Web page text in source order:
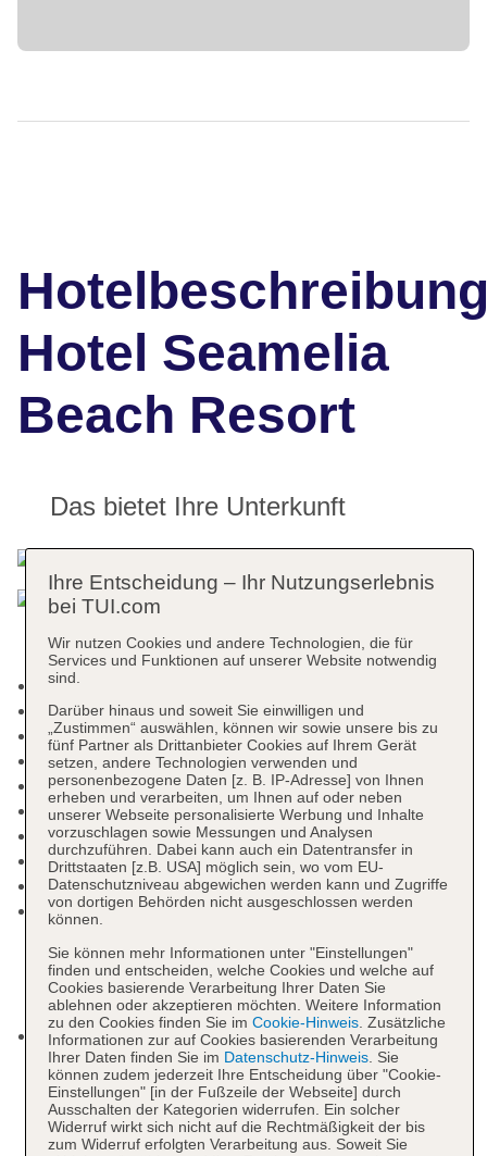
Hotel Seamelia
Beach Resort
Das bietet Ihre Unterkunft
Check-in Zeit ab 14:00 Uhr
Check-out Zeit bis 12:00 Uhr
Hoteleröffnung: 2011
Rezeption
Gästebetreuung
Lift
Gemeinschaftslounge/TV-Bereich
Sonnenterrasse
Pools: 4
Pool „Pool“: ab 15 Jahre, April - November, ohne
Süßwasser, Liegestühle: ohne Gebühr, bei All
Inclusive inklusive, Sonnenschirme: ohne Gebühr,
bei All Inclusive inklusive
Pool „Hallenbad“: ab 15 Jahre, November - März,
ohne Gebühr, bei All Inclusive inklusive, Indoor,
Süßwasser, beheizbar: Oktober - Mai;
saisonabhängig, Liegestühle: ohne Gebühr, bei
All Inclusive inklusive
Ihre Entscheidung – Ihr Nutzungserlebnis
bei TUI.com
Wir nutzen Cookies und andere Technologien, die für
Services und Funktionen auf unserer Website notwendig
sind.
Darüber hinaus und soweit Sie einwilligen und
„Zustimmen“ auswählen, können wir sowie unsere bis zu
fünf Partner als Drittanbieter Cookies auf Ihrem Gerät
setzen, andere Technologien verwenden und
personenbezogene Daten [z. B. IP-Adresse] von Ihnen
erheben und verarbeiten, um Ihnen auf oder neben
unserer Webseite personalisierte Werbung und Inhalte
vorzuschlagen sowie Messungen und Analysen
durchzuführen. Dabei kann auch ein Datentransfer in
Drittstaaten [z.B. USA] möglich sein, wo vom EU-
Datenschutzniveau abgewichen werden kann und Zugriffe
von dortigen Behörden nicht ausgeschlossen werden
können.
Sie können mehr Informationen unter "Einstellungen"
finden und entscheiden, welche Cookies und welche auf
Cookies basierende Verarbeitung Ihrer Daten Sie
ablehnen oder akzeptieren möchten. Weitere Information
zu den Cookies finden Sie im Cookie-Hinweis. Zusätzliche
Informationen zur auf Cookies basierenden Verarbeitung
Ihrer Daten finden Sie im Datenschutz-Hinweis. Sie
können zudem jederzeit Ihre Entscheidung über "Cookie-
Einstellungen" [in der Fußzeile der Webseite] durch
Ausschalten der Kategorien widerrufen. Ein solcher
Widerruf wirkt sich nicht auf die Rechtmäßigkeit der bis
zum Widerruf erfolgten Verarbeitung aus. Soweit Sie